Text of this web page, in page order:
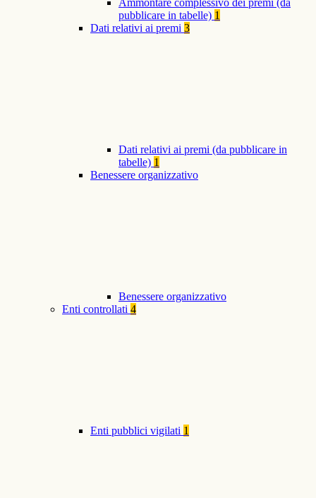
Ammontare complessivo dei premi (da
pubblicare in tabelle) 1
Dati relativi ai premi 3
Dati relativi ai premi (da pubblicare in
tabelle) 1
Benessere organizzativo
Benessere organizzativo
Enti controllati 4
Enti pubblici vigilati 1